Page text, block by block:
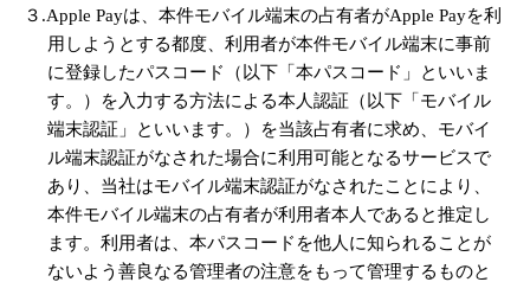
３.Apple Payは、本件モバイル端末の占有者がApple Payを利
用しようとする都度、利用者が本件モバイル端末に事前
に登録したパスコード（以下「本パスコード」といいま
す。）を入力する方法による本人認証（以下「モバイル
端末認証」といいます。）を当該占有者に求め、モバイ
ル端末認証がなされた場合に利用可能となるサービスで
あり、当社はモバイル端末認証がなされたことにより、
本件モバイル端末の占有者が利用者本人であると推定し
ます。利用者は、本パスコードを他人に知られることが
ないよう善良なる管理者の注意をもって管理するものと